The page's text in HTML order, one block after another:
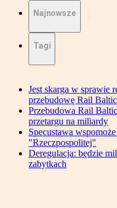
Najnowsze
Tagi
Jest skarga w sprawie
przebudowę Rail
Przebudowa Rail
przetargu na miliardy
Specustawa
"Rzeczpospolitej"
Deregulacja: będzie
zabytkach